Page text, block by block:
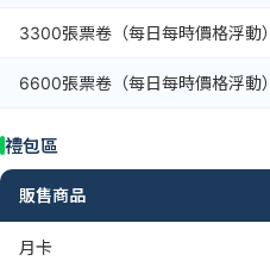
3300張票卷（每日每時價格浮動）
6600張票卷（每日每時價格浮動）
禮包區
販售商品
月卡